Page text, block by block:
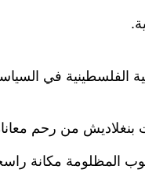
الفلسطينية في
بنغلاديش من رحم
المظلومة مكانة